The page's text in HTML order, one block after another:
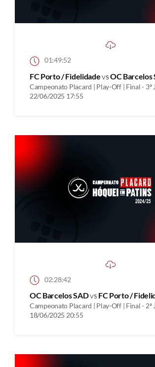
01:49:52
FC Porto / FidelidadevsOC Barcelos
Campeonato Placard | Play-Off | Final - 3ª
22/06/2025 17:55
02:28:42
OC Barcelos SADvs FC Porto /
Campeonato Placard | Play-Off | Final - 2ª
18/06/2025 20:55